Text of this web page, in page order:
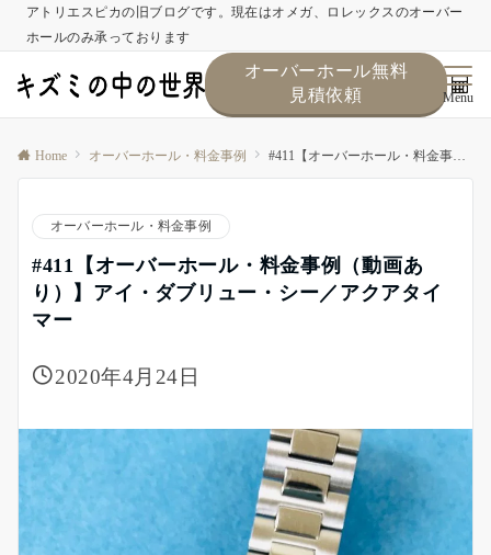
アトリエスピカの旧ブログです。現在はオメガ、ロレックスのオーバー
ホールのみ承っております
オーバーホール無料
見積依頼
Menu
Home オーバーホール・料金事例 #411【オーバーホール・料金事例（動画あり）】アイ・ダブリュー・シー／アクアタイマー
オーバーホール・料金事例
#411【オーバーホール・料金事例（動画あ
り）】アイ・ダブリュー・シー／アクアタイ
マー
2020年4月24日